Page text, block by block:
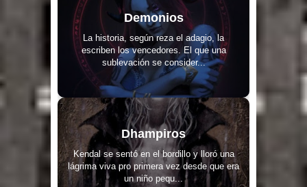
Demonios
La historia, según reza el adagio, la
escriben los vencedores. El que una
sublevación se consider...
Dhampiros
Kendal se sentó en el bordillo y lloró una
lágrima viva pro primera vez desde que era
un niño pequ...